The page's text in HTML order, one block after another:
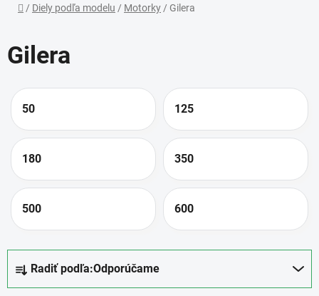
Domov
/ Diely podľa modelu / Motorky / Gilera
Gilera
50 125
180 350
500 600
Radiť podľa:Odporúčame